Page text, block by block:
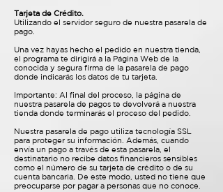
Tarjeta de Crédito.
Utilizando el servidor seguro de nuestra pasarela de
pago.
Una vez hayas hecho el pedido en nuestra tienda,
el programa te dirigirá a la Página Web de la
conocida y segura firma de la pasarela de pago
donde indicarás los datos de tu tarjeta.
Importante: Al final del proceso, la página de
nuestra pasarela de pagos te devolverá a nuestra
tienda donde terminarás el proceso del pedido.
Nuestra pasarela de pago utiliza tecnología SSL
para proteger su información. Además, cuando
envía un pago a través de esta pasarela, el
destinatario no recibe datos financieros sensibles
como el número de su tarjeta de crédito o de su
cuenta bancaria. De este modo, usted no tiene que
preocuparse por pagar a personas que no conoce.